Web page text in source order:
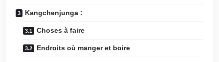
Kangchenjunga :
Choses à faire
Endroits où manger et boire